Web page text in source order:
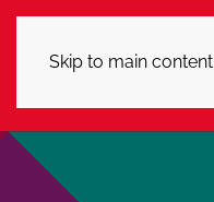
Skip to main content